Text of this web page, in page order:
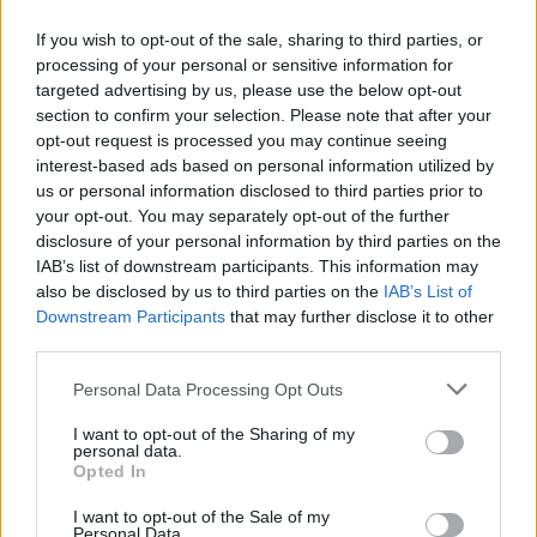
If you wish to opt-out of the sale, sharing to third parties, or
processing of your personal or sensitive information for
targeted advertising by us, please use the below opt-out
section to confirm your selection. Please note that after your
opt-out request is processed you may continue seeing
interest-based ads based on personal information utilized by
us or personal information disclosed to third parties prior to
your opt-out. You may separately opt-out of the further
disclosure of your personal information by third parties on the
IAB’s list of downstream participants. This information may
also be disclosed by us to third parties on the IAB’s List of
Downstream Participants that may further disclose it to other
Personal Data Processing Opt Outs
I want to opt-out of the Sharing of my
personal data.
Opted In
I want to opt-out of the Sale of my
i 9 ). Stosunek odbył się 10 lutego, natomiast od
około 13 lutego zaczęłam się złe czuć. 13
lutego robiło mi się ogólnie słabo i zaczęło
boleć podbrzusze, które utrzymuje się do
dzisiejszego dnia. Jest to dokładnie dość
specyficzny ból bo przy dotyku ciut niżej na lewo
od pępka, tak jak by przyciskała bolącego
siniaka. Występują również skurcze od czasu do
czasu. Od 3 dni odrzuciło mnie od kawy, jak
mogłam pić bez cukru tak teraz muszę
odrobinkę pół łyżeczki do słodzić bo zwyczajnie
mi nie smakuje, a muszę pić codziennie że
wczesna ciąża ? Miała która podobnie ? 😕
gość
Proszę o pomoc
Mój ostatni okres był 13-17 grudnia Ostatnie dni
płodne według aplikacji trwały od 24 do 30
grudnia Dzień owulacji według aplikacji 29
grudnia Następna miesiączka wypada mi na 12
stycznia i planowo ma potrwać do 16 stycznia
Wczoraj, czyli 3 stycznia ok 1:00 w nocy
podczas stosunku pękła nam gumka i wytrysk
pochwy ( po pójściu do toalety odkryłam, że
cała okolica mojej pochwy jest mokra od
spermy) Dziś, 4 stycznia ok godziny 13 ( mniej
więcej 12 godzin po stosunku) przyjęłam
Forum:Ciąża - czy to możliwe? Wszystko o...
POWIĄZANE
Tematy antykoncepcja metody antykoncepcyjne
tabletka antykoncepcyjna
wkładka wewnątrzmaciczna przerwatywa